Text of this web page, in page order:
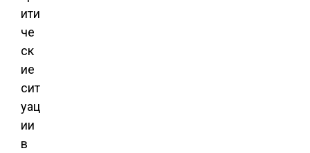
ити
че
ск
ие
сит
уац
ии
в